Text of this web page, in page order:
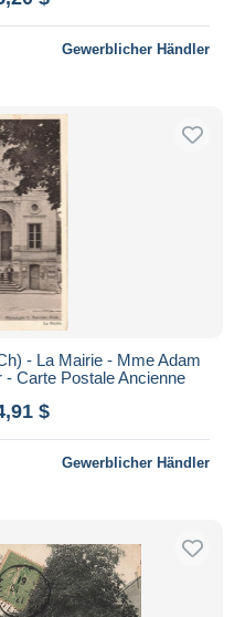
Gewerblicher Händler
- La Mairie - Mme Adam
Carte Postale Ancienne
$
Gewerblicher Händler